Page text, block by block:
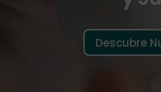
Descubre